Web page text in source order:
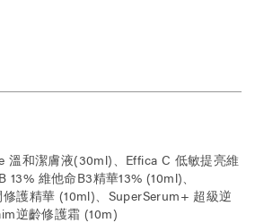
溫和潔膚液(30ml)、Effica C 低敏提亮維
維他命B3精華13% (10ml)、
護精華 (10ml)、SuperSerum+ 超級逆
逆齡修護霜 (10m)